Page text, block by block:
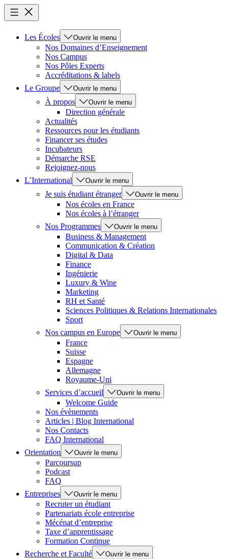
Les Écoles Ouvrir le menu
Nos Domaines d’Enseignement
Nos Campus
Nos Pôles Experts
Accréditations & labels
Le Groupe
Ouvrir le menu
À propos Ouvrir le menu
Direction générale
Actualités
Ressources pour les étudiants
Financer ses études
Incubateurs
Démarche RSE
Rejoignez-nous
L’International
Ouvrir le menu
Je suis étudiant étranger Ouvrir le menu
Nos écoles en France
Nos écoles à l’étranger
Nos Programmes
Ouvrir le menu
Business & Management
Communication & Création
Digital & Data
Finance
Ingénierie
Luxury & Wine
Marketing
RH et Santé
Sciences Politiques & Relations Internationales
Sport
Nos campus en Europe
Ouvrir le menu
France
Suisse
Espagne
Allemagne
Royaume-Uni
Services d’accueil
Ouvrir le menu
Welcome Guide
Nos évènements
Articles | Blog International
Nos Contacts
FAQ International
Orientation
Ouvrir le menu
Parcoursup
Podcast
FAQ
Entreprises
Ouvrir le menu
Recruter un étudiant
Partenariats école entreprise
Mécénat d’entreprise
Taxe d’apprentissage
Formation Continue
Recherche et Faculté
Ouvrir le menu